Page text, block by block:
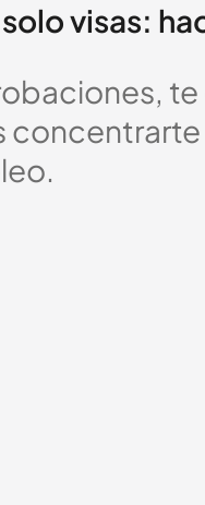
visas: